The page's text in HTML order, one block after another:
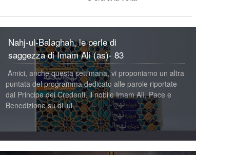
Nahj-ul-Balaghah, le perle di
saggezza di Imam Ali (as)- 83
Amici, anche questa settimana, vi proponiamo un altra
puntata del programma dedicato alle parole riportate
dal Principe dei Credenti, il nobile Imam Alì, Pace e
Benedizione su di lui.